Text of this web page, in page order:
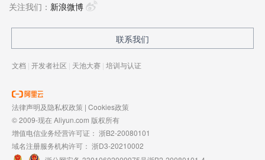
关注我们： 新浪微博
联系我们
文档 | 开发者社区 | 天池大赛 | 培训与认证
法律声明及隐私权政策 | Cookies政策
© 2009-现在 Aliyun.com 版权所有
增值电信业务经营许可证： 浙B2-20080101
域名注册服务机构许可： 浙D3-20210002